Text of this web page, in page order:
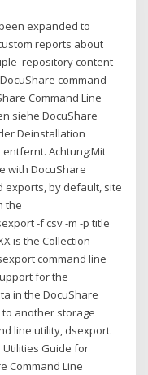
expanded to
reports about
repository content
command
Command Line
siehe DocuShare
Deinstallation
Achtung:Mit
with DocuShare
exports, by default, site
the
-f csv -m -p title
is the Collection
command line
for the
in the DocuShare
another storage
line utility, dsexport.
Utilities Guide for
Command Line